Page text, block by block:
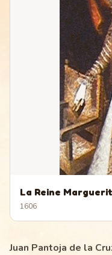
La Reine
1606
Juan Pantoja de la